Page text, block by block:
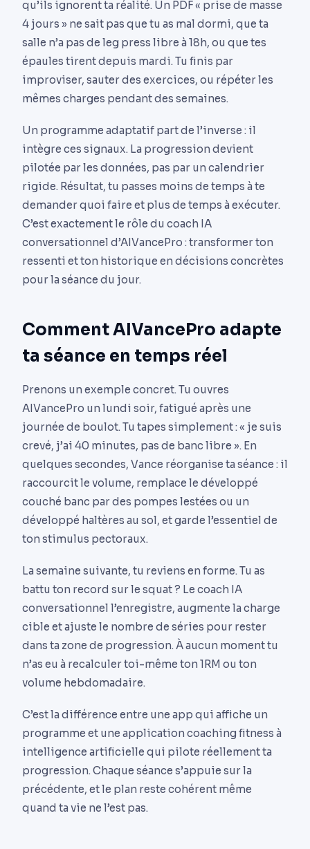
qu’ils ignorent ta réalité. Un PDF « prise de masse
4 jours » ne sait pas que tu as mal dormi, que ta
salle n’a pas de leg press libre à 18h, ou que tes
épaules tirent depuis mardi. Tu finis par
improviser, sauter des exercices, ou répéter les
mêmes charges pendant des semaines.
Un programme adaptatif part de l’inverse : il
intègre ces signaux. La progression devient
pilotée par les données, pas par un calendrier
rigide. Résultat, tu passes moins de temps à te
demander quoi faire et plus de temps à exécuter.
C’est exactement le rôle du coach IA
conversationnel d’AIVancePro : transformer ton
ressenti et ton historique en décisions concrètes
pour la séance du jour.
Comment AIVancePro adapte
ta séance en temps réel
Prenons un exemple concret. Tu ouvres
AIVancePro un lundi soir, fatigué après une
journée de boulot. Tu tapes simplement : « je suis
crevé, j’ai 40 minutes, pas de banc libre ». En
quelques secondes, Vance réorganise ta séance : il
raccourcit le volume, remplace le développé
couché banc par des pompes lestées ou un
développé haltères au sol, et garde l’essentiel de
ton stimulus pectoraux.
La semaine suivante, tu reviens en forme. Tu as
battu ton record sur le squat ? Le coach IA
conversationnel l’enregistre, augmente la charge
cible et ajuste le nombre de séries pour rester
dans ta zone de progression. À aucun moment tu
n’as eu à recalculer toi-même ton 1RM ou ton
volume hebdomadaire.
C’est la différence entre une app qui affiche un
programme et une application coaching fitness à
intelligence artificielle qui pilote réellement ta
progression. Chaque séance s’appuie sur la
précédente, et le plan reste cohérent même
quand ta vie ne l’est pas.